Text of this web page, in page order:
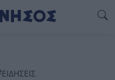
ΕΙΔΗΣΕΙΣ